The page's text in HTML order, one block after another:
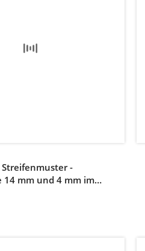
Streifenmuster -
14 mm und 4 mm im
4 mm